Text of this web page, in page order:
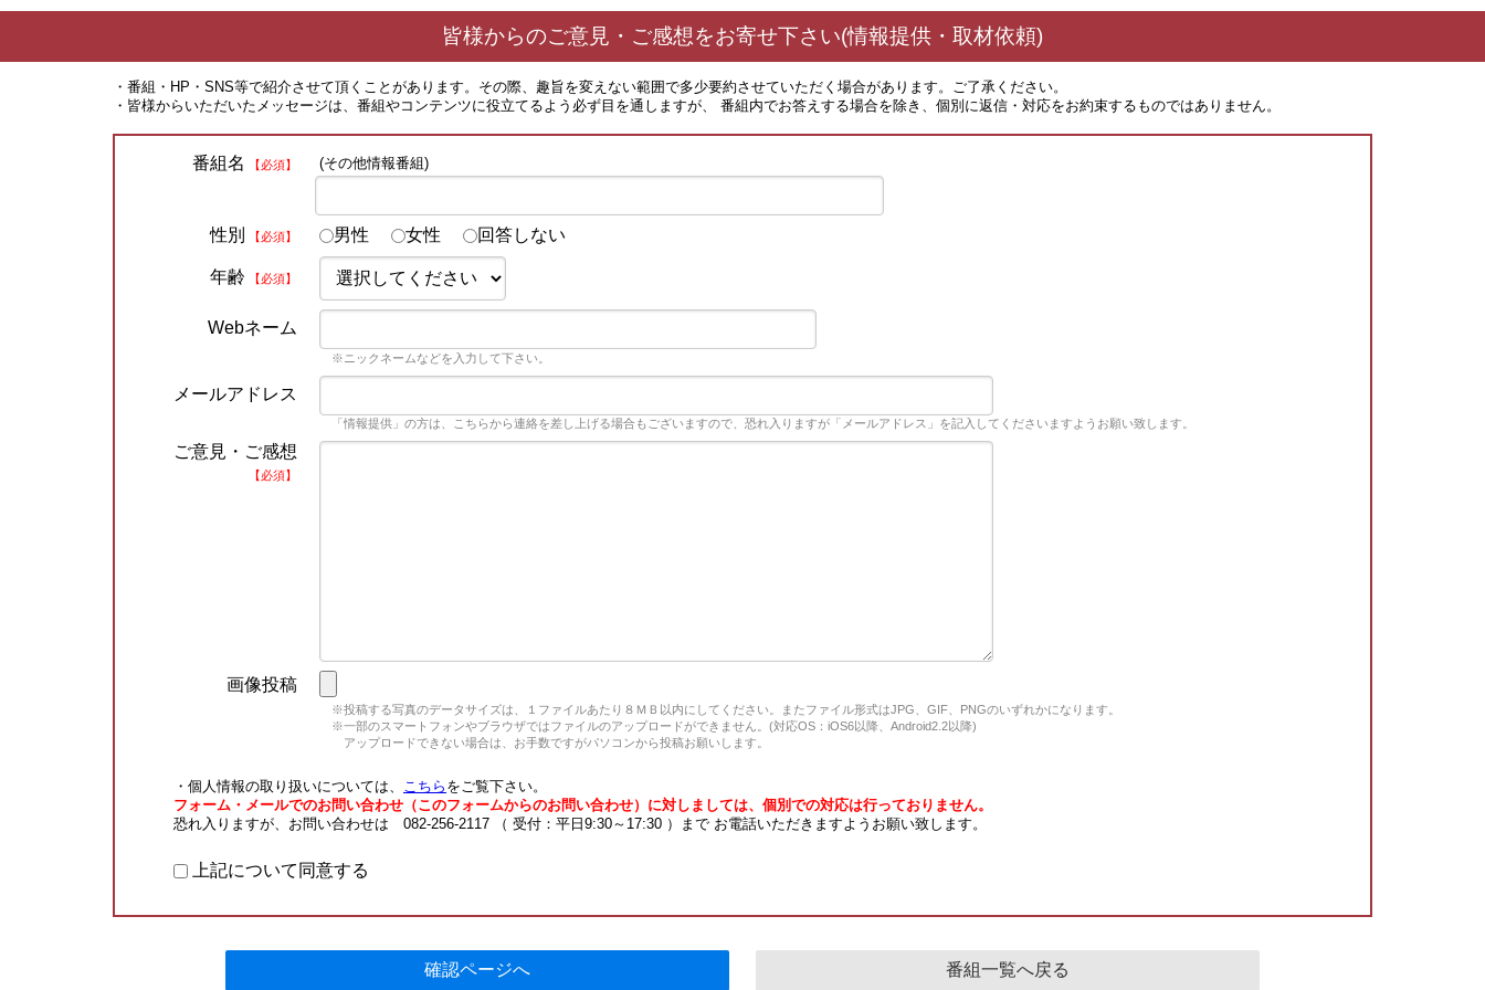
皆様からのご意見・ご感想をお寄せ下さい(情報提供・取材依頼)
・番組・HP・SNS等で紹介させて頂くことがあります。その際、趣旨を変えない範囲で多少要約させていただく場合があります。ご了承ください。
・皆様からいただいたメッセージは、番組やコンテンツに役立てるよう必ず目を通しますが、 番組内でお答えする場合を除き、個別に返信・対応をお約束するものではありません。
番組名 【必須】 (その他情報番組)
性別 【必須】 男性 女性 回答しない
年齢 【必須】
Webネーム
※ニックネームなどを入力して下さい。
メールアドレス
「情報提供」の方は、こちらから連絡を差し上げる場合もございますので、恐れ入りますが「メールアドレス」を記入してくださいますようお願い致します。
ご意見・ご感想
【必須】
画像投稿
※投稿する写真のデータサイズは、１ファイルあたり８ＭＢ以内にしてください。またファイル形式はJPG、GIF、PNGのいずれかになります。
※一部のスマートフォンやブラウザではファイルのアップロードができません。(対応OS：iOS6以降、Android2.2以降)
アップロードできない場合は、お手数ですがパソコンから投稿お願いします。
・個人情報の取り扱いについては、 こちら をご覧下さい。
フォーム・メールでのお問い合わせ（このフォームからのお問い合わせ）に対しましては、個別での対応は行っておりません。
恐れ入りますが、お問い合わせは 082-256-2117 （ 受付：平日9:30～17:30 ）まで お電話いただきますようお願い致します。
上記について同意する
確認ページへ 番組一覧へ戻る